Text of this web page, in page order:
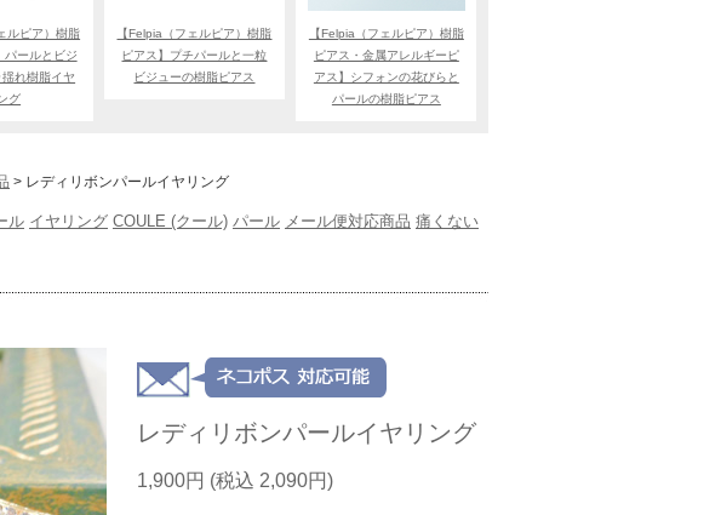
ルピア）樹脂
パールとビジ
れ樹脂イヤ
グ
【Felpia（フェルピア）樹脂
ピアス】プチパールと一粒
ビジューの樹脂ピアス
【Felpia（フェルピア）樹脂
ピアス・金属アレルギーピ
アス】シフォンの花びらと
パールの樹脂ピアス
> レディリボンパールイヤリング
ル イヤリング COULE (クール) パール メール便対応商品 痛くない
レディリボンパールイヤリング
1,900円 (税込 2,090円)